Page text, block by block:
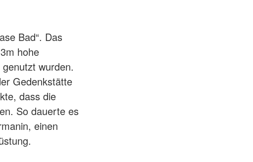
Bad“. Das
hohe
wurden.
Gedenkstätte
dass die
So dauerte es
einen